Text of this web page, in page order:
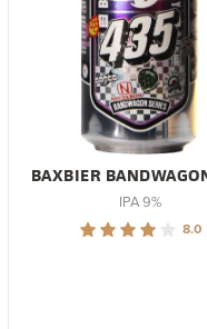
BAXBIER
IPA 9%
8.0